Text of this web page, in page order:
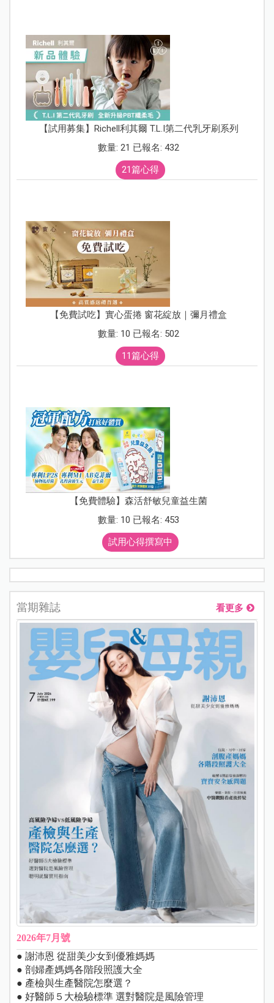
【試用募集】Richell利其爾 T.L.I第二代乳牙刷系列
數量: 21 已報名: 432
21篇心得
【免費試吃】實心蛋捲 窗花綻放｜彌月禮盒
數量: 10 已報名: 502
11篇心得
【免費體驗】森活舒敏兒童益生菌
數量: 10 已報名: 453
試用心得撰寫中
當期雜誌 看更多
2026年7月號
● 謝沛恩 從甜美少女到優雅媽媽
● 剖婦產媽媽各階段照護大全
● 產檢與生產醫院怎麼選？
● 好醫師５大檢驗標準 選對醫院是風險管理